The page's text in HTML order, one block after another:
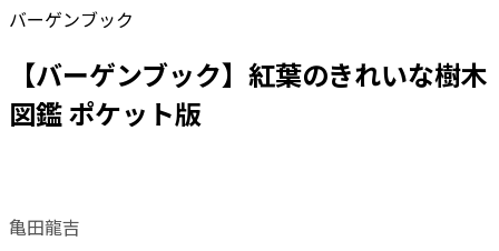
バーゲンブック
【バーゲンブック】紅葉のきれいな樹木
図鑑 ポケット版
亀田龍吉